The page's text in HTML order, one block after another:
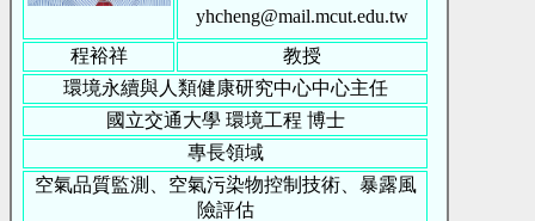
yhcheng@mail.mcut.edu.tw
程裕祥
教授
環境永續與人類健康研究中心中心主任
國立交通大學 環境工程 博士
專長領域
空氣品質監測、空氣污染物控制技術、暴露風
險評估